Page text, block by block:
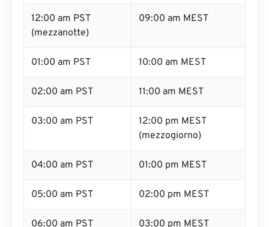
12:00 am PST
(mezzanotte)
09:00 am MEST
01:00 am PST 10:00 am MEST
02:00 am PST 11:00 am MEST
03:00 am PST
12:00 pm MEST
(mezzogiorno)
04:00 am PST 01:00 pm MEST
05:00 am PST 02:00 pm MEST
06:00 am PST 03:00 pm MEST